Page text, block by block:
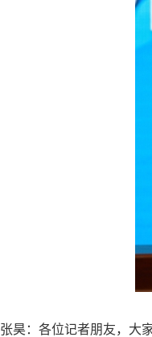
张昊：各位记者朋友，大